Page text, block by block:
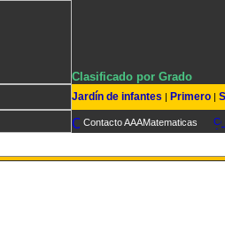
Clasificado por Grado
Jardín de infantes | Primero |
Contacto AAAMatematicas